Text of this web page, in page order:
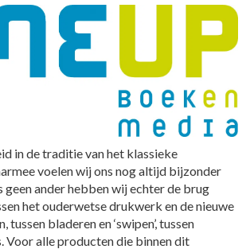
in de traditie van het klassieke
voelen wij ons nog altijd bijzonder
ander hebben wij echter de brug
het ouderwetse drukwerk en de nieuwe
bladeren en ‘swipen’, tussen
Voor alle producten die binnen dit